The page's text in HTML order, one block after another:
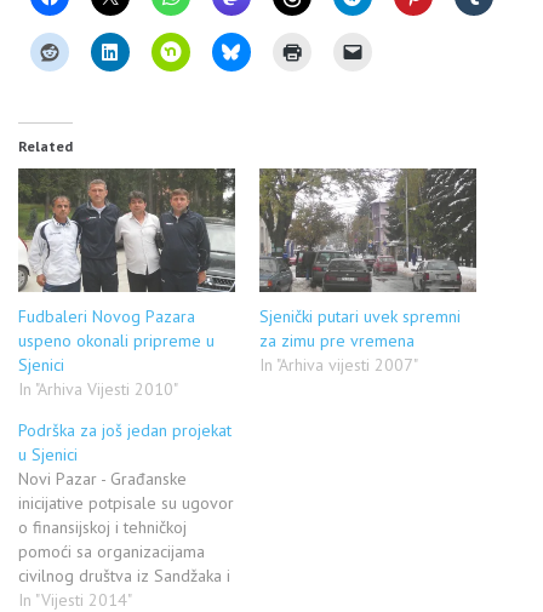
Related
Fudbaleri Novog Pazara
uspeno okonali pripreme u
Sjenici
In "Arhiva Vijesti 2010"
Sjenički putari uvek spremni
za zimu pre vremena
In "Arhiva vijesti 2007"
Podrška za još jedan projekat
u Sjenici
Novi Pazar - Građanske
inicijative potpisale su ugovor
o finansijskoj i tehničkoj
pomoći sa organizacijama
civilnog društva iz Sandžaka i
južne Srbije za realizovanje
In "Vijesti 2014"